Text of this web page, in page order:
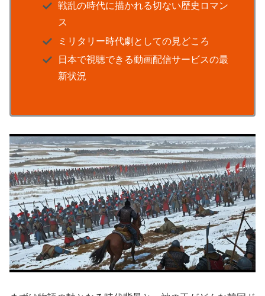
戦乱の時代に描かれる切ない歴史ロマン
ス
ミリタリー時代劇としての見どころ
日本で視聴できる動画配信サービスの最
新状況